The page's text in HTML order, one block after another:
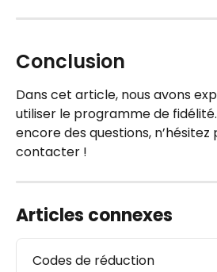
Conclusion
Dans cet article, nous avons
utiliser le programme de fidélité.
encore des questions, n’hésitez
contacter !
Articles connexes
Codes de réduction